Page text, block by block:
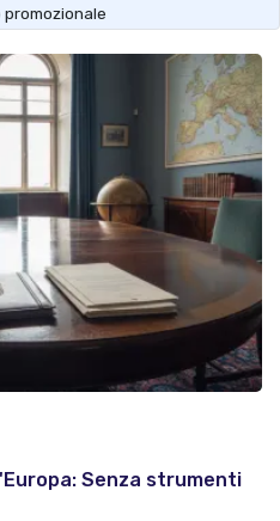
Senza strumenti